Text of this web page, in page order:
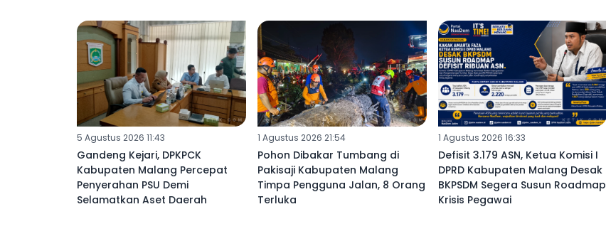
5 Agustus 2026 11:43
Gandeng Kejari, DPKPCK
Kabupaten Malang Percepat
Penyerahan PSU Demi
Selamatkan Aset Daerah ‎
1 Agustus 2026 21:54
Pohon Dibakar Tumbang di
Pakisaji Kabupaten Malang
Timpa Pengguna Jalan, 8 Orang
Terluka
1 Agustus 2026 16:33
Defisit 3.179 ASN, Ketua Komisi I
DPRD Kabupaten Malang Desak
BKPSDM Segera Susun Roadmap
Krisis Pegawai ‎